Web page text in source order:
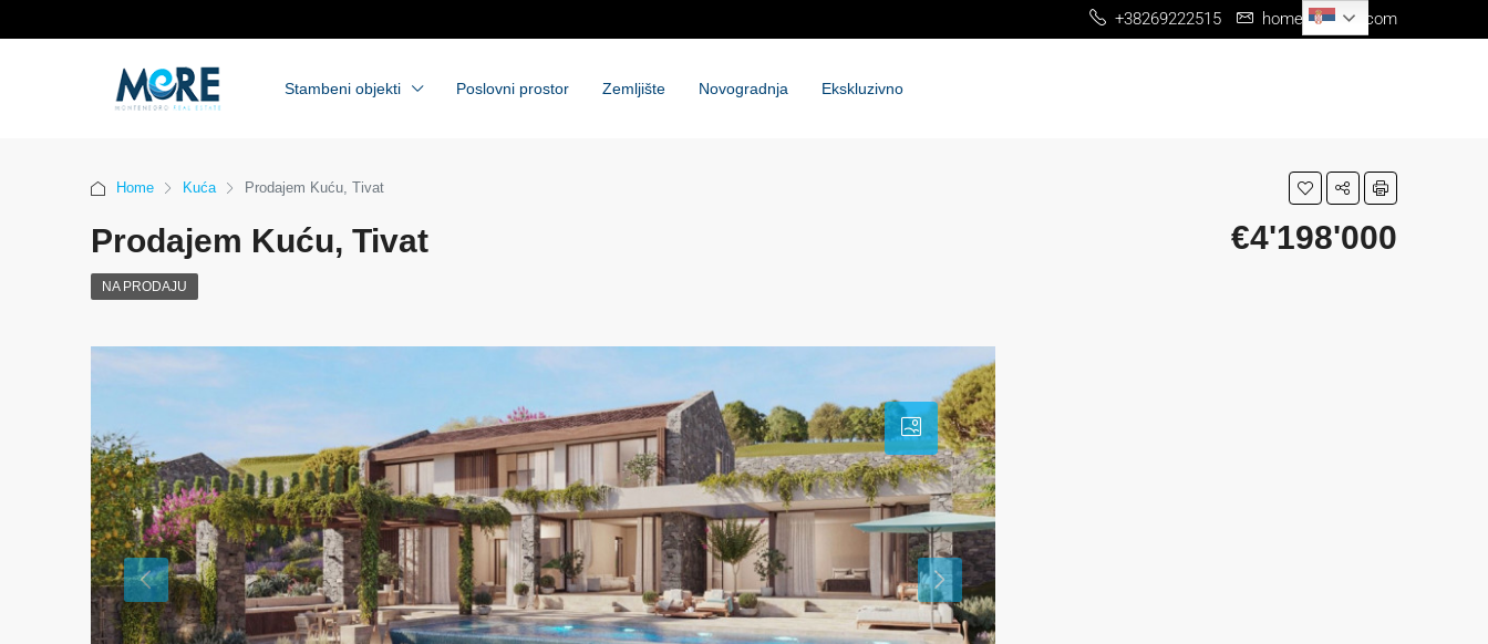
+38269222515 home@me-re.com
Stambeni objekti Poslovni prostor Zemljište Novogradnja Ekskluzivno
Home Kuća Prodajem Kuću, Tivat
Prodajem Kuću, Tivat €4'198'000
NA PRODAJU
Serbian